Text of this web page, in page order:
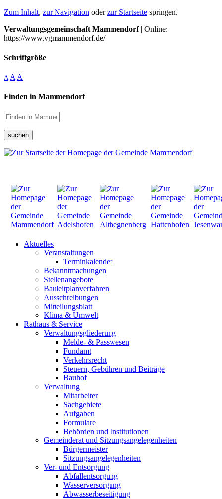
Zum Inhalt, zur Navigation oderzur Startseite springen.
Verwaltungsgemeinschaft Mammendorf| Online:
https://www.vgmammendorf.de/
Schriftgröße
A A A
Finden in Mammendorf
suchen
Aktuelles
Veranstaltungen
Terminkalender
Bekanntmachungen
Stellenangebote
Bauleitplanverfahren
Ausschreibungen
Mitteilungsblatt
Klima & Umwelt
Rathaus & Service
Verwaltungsgliederung
Melde- & Passwesen
Fundamt
Verkehrsrecht
Steuern, Gebühren und Beiträge
Bauhof
Verwaltung
Mitarbeiter
Sachgebiete
Aufgaben
Formulare
Behörden und Institutionen
Gemeinderat und Sitzungsangelegenheiten
Bürgermeister
Sitzungsangelegenheiten
Ver- und Entsorgung
Abfallentsorgung
Wasserversorgung
Abwasserbeseitigung